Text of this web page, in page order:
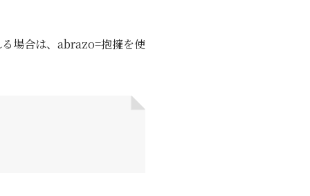
場合は、abrazo=抱擁を使